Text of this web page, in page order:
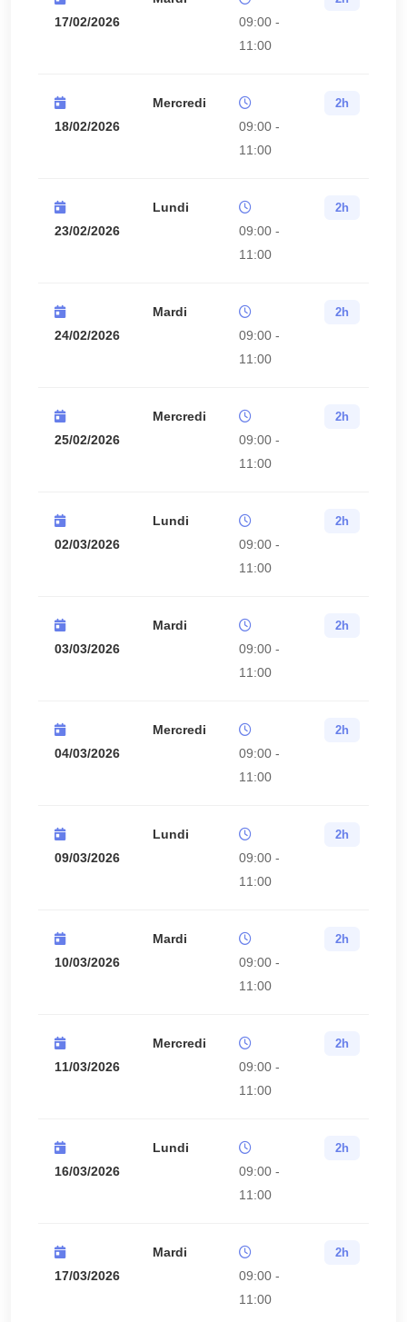
17/02/2026
09:00 -
11:00
18/02/2026
Mercredi
09:00 -
11:00
2h
23/02/2026
Lundi
09:00 -
11:00
2h
24/02/2026
Mardi
09:00 -
11:00
2h
25/02/2026
Mercredi
09:00 -
11:00
2h
02/03/2026
Lundi
09:00 -
11:00
2h
03/03/2026
Mardi
09:00 -
11:00
2h
04/03/2026
Mercredi
09:00 -
11:00
2h
09/03/2026
Lundi
09:00 -
11:00
2h
10/03/2026
Mardi
09:00 -
11:00
2h
11/03/2026
Mercredi
09:00 -
11:00
2h
16/03/2026
Lundi
09:00 -
11:00
2h
17/03/2026
Mardi
09:00 -
11:00
2h